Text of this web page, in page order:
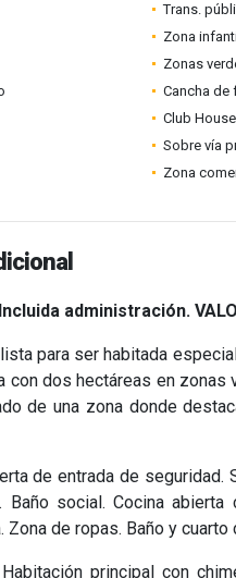
Trans.
Zona
Zonas
Cancha de
Club House
Sobre vía
Zona
administración.
para ser habitada
con dos hectáreas en
de una zona donde
de entrada de seguridad.
Baño social. Cocina
Zona de ropas. Baño y cuarto
Habitación principal con